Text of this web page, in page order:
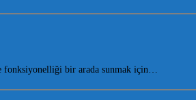
fonksiyonelliği bir arada sunmak için…